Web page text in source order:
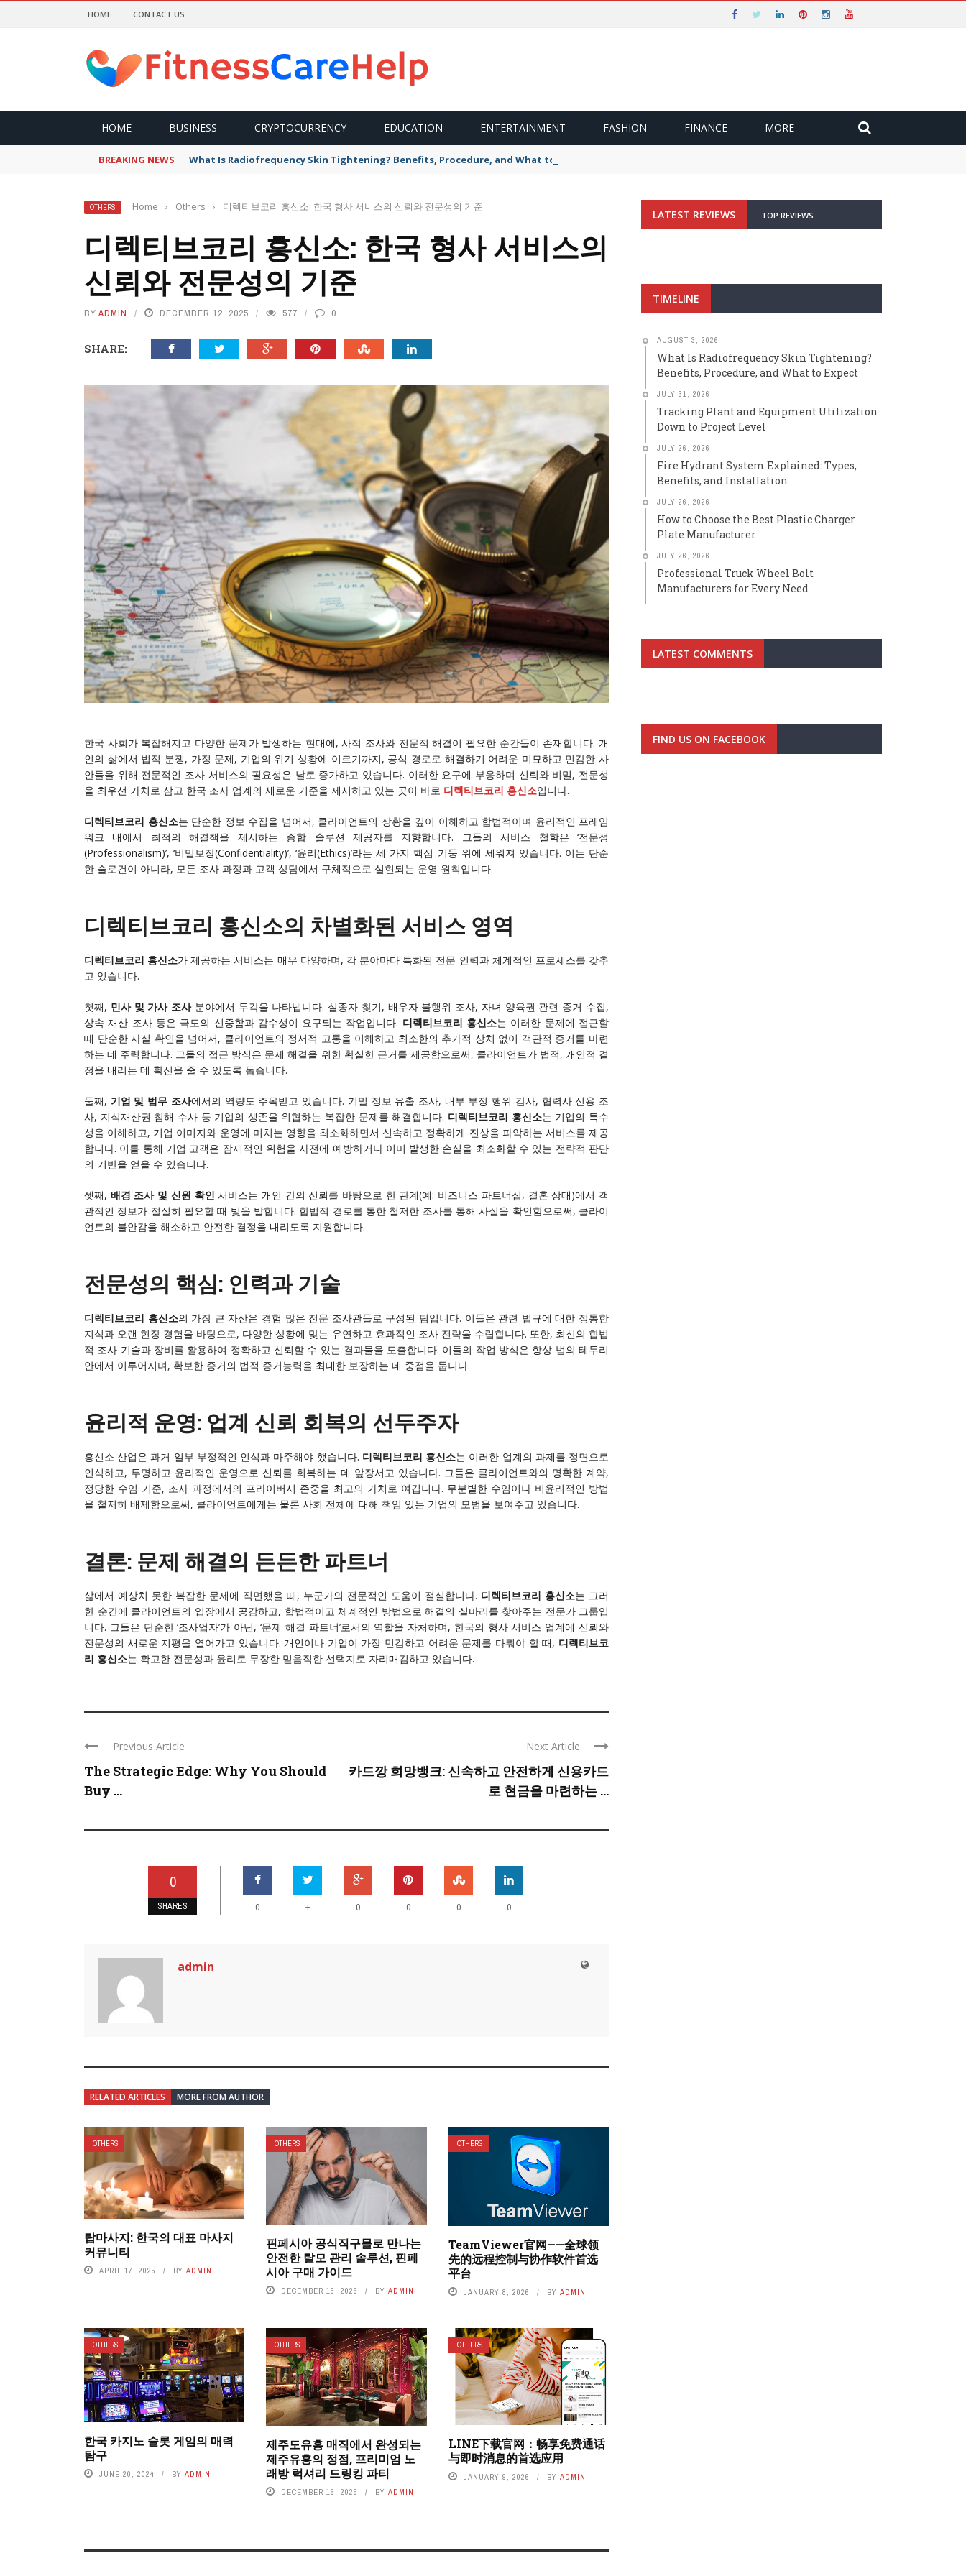
HOME CONTACT US
HOME BUSINESS CRYPTOCURRENCY EDUCATION ENTERTAINMENT FASHION FINANCE MORE
BREAKING NEWS What Is Radiofrequency Skin Tightening? Benefits, Procedure, and What to Expect
OTHERS Home › Others › 디렉티브코리 흥신소: 한국 형사 서비스의 신뢰와 전문성의 기준
디렉티브코리 흥신소: 한국 형사 서비스의
신뢰와 전문성의 기준
BY ADMIN DECEMBER 12, 2025 577 0
SHARE:
한국 사회가 복잡해지고 다양한 문제가 발생하는 현대에, 사적 조사와 전문적 해결이 필요한 순간들이 존재합니다. 개
인의 삶에서 법적 분쟁, 가정 문제, 기업의 위기 상황에 이르기까지, 공식 경로로 해결하기 어려운 미묘하고 민감한 사
안들을 위해 전문적인 조사 서비스의 필요성은 날로 증가하고 있습니다. 이러한 요구에 부응하며 신뢰와 비밀, 전문성
을 최우선 가치로 삼고 한국 조사 업계의 새로운 기준을 제시하고 있는 곳이 바로 디렉티브코리 흥신소입니다.
디렉티브코리 흥신소는 단순한 정보 수집을 넘어서, 클라이언트의 상황을 깊이 이해하고 합법적이며 윤리적인 프레임
워크 내에서 최적의 해결책을 제시하는 종합 솔루션 제공자를 지향합니다. 그들의 서비스 철학은 ‘전문성
(Professionalism)’, ‘비밀보장(Confidentiality)’, ‘윤리(Ethics)’라는 세 가지 핵심 기둥 위에 세워져 있습니다. 이는 단순
한 슬로건이 아니라, 모든 조사 과정과 고객 상담에서 구체적으로 실현되는 운영 원칙입니다.
디렉티브코리 흥신소의 차별화된 서비스 영역
디렉티브코리 흥신소가 제공하는 서비스는 매우 다양하며, 각 분야마다 특화된 전문 인력과 체계적인 프로세스를 갖추
고 있습니다.
첫째, 민사 및 가사 조사분야에서 두각을 나타냅니다. 실종자 찾기, 배우자 불행위 조사, 자녀 양육권 관련 증거 수집,
상속 재산 조사 등은 극도의 신중함과 감수성이 요구되는 작업입니다. 디렉티브코리 흥신소는 이러한 문제에 접근할
때 단순한 사실 확인을 넘어서, 클라이언트의 정서적 고통을 이해하고 최소한의 추가적 상처 없이 객관적 증거를 마련
하는 데 주력합니다. 그들의 접근 방식은 문제 해결을 위한 확실한 근거를 제공함으로써, 클라이언트가 법적, 개인적 결
정을 내리는 데 확신을 줄 수 있도록 돕습니다.
둘째, 기업 및 법무 조사에서의 역량도 주목받고 있습니다. 기밀 정보 유출 조사, 내부 부정 행위 감사, 협력사 신용 조
사, 지식재산권 침해 수사 등 기업의 생존을 위협하는 복잡한 문제를 해결합니다. 디렉티브코리 흥신소는 기업의 특수
성을 이해하고, 기업 이미지와 운영에 미치는 영향을 최소화하면서 신속하고 정확하게 진상을 파악하는 서비스를 제공
합니다. 이를 통해 기업 고객은 잠재적인 위험을 사전에 예방하거나 이미 발생한 손실을 최소화할 수 있는 전략적 판단
의 기반을 얻을 수 있습니다.
셋째, 배경 조사 및 신원 확인 서비스는 개인 간의 신뢰를 바탕으로 한 관계(예: 비즈니스 파트너십, 결혼 상대)에서 객
관적인 정보가 절실히 필요할 때 빛을 발합니다. 합법적 경로를 통한 철저한 조사를 통해 사실을 확인함으로써, 클라이
언트의 불안감을 해소하고 안전한 결정을 내리도록 지원합니다.
전문성의 핵심: 인력과 기술
디렉티브코리 흥신소의 가장 큰 자산은 경험 많은 전문 조사관들로 구성된 팀입니다. 이들은 관련 법규에 대한 정통한
지식과 오랜 현장 경험을 바탕으로, 다양한 상황에 맞는 유연하고 효과적인 조사 전략을 수립합니다. 또한, 최신의 합법
적 조사 기술과 장비를 활용하여 정확하고 신뢰할 수 있는 결과물을 도출합니다. 이들의 작업 방식은 항상 법의 테두리
안에서 이루어지며, 확보한 증거의 법적 증거능력을 최대한 보장하는 데 중점을 둡니다.
윤리적 운영: 업계 신뢰 회복의 선두주자
흥신소 산업은 과거 일부 부정적인 인식과 마주해야 했습니다. 디렉티브코리 흥신소는 이러한 업계의 과제를 정면으로
인식하고, 투명하고 윤리적인 운영으로 신뢰를 회복하는 데 앞장서고 있습니다. 그들은 클라이언트와의 명확한 계약,
정당한 수임 기준, 조사 과정에서의 프라이버시 존중을 최고의 가치로 여깁니다. 무분별한 수임이나 비윤리적인 방법
을 철저히 배제함으로써, 클라이언트에게는 물론 사회 전체에 대해 책임 있는 기업의 모범을 보여주고 있습니다.
결론: 문제 해결의 든든한 파트너
삶에서 예상치 못한 복잡한 문제에 직면했을 때, 누군가의 전문적인 도움이 절실합니다. 디렉티브코리 흥신소는 그러
한 순간에 클라이언트의 입장에서 공감하고, 합법적이고 체계적인 방법으로 해결의 실마리를 찾아주는 전문가 그룹입
니다. 그들은 단순한 ‘조사업자’가 아닌, ‘문제 해결 파트너’로서의 역할을 자처하며, 한국의 형사 서비스 업계에 신뢰와
전문성의 새로운 지평을 열어가고 있습니다. 개인이나 기업이 가장 민감하고 어려운 문제를 다뤄야 할 때, 디렉티브코
리 흥신소는 확고한 전문성과 윤리로 무장한 믿음직한 선택지로 자리매김하고 있습니다.
Previous Article
The Strategic Edge: Why You Should
Buy ...
Next Article
카드깡 희망뱅크: 신속하고 안전하게 신용카드
로 현금을 마련하는 ...
0
SHARES 0 + 0 0 0 0
admin
RELATED ARTICLES MORE FROM AUTHOR
OTHERS
탑마사지: 한국의 대표 마사지
커뮤니티
APRIL 17, 2025 BY ADMIN
OTHERS
핀페시아 공식직구몰로 만나는
안전한 탈모 관리 솔루션, 핀페
시아 구매 가이드
DECEMBER 15, 2025 BYADMIN
OTHERS
TeamViewer官网——全球领
先的远程控制与协作软件首选
平台
JANUARY 8, 2026 BY ADMIN
OTHERS
한국 카지노 슬롯 게임의 매력
탐구
JUNE 20, 2024 BY ADMIN
OTHERS
제주도유흥 매직에서 완성되는
제주유흥의 정점, 프리미엄 노
래방 럭셔리 드링킹 파티
DECEMBER 16, 2025 BYADMIN
OTHERS
LINE下载官网：畅享免费通话
与即时消息的首选应用
JANUARY 9, 2026 BY ADMIN
LATEST REVIEWS TOP REVIEWS
TIMELINE
AUGUST 3, 2026
What Is Radiofrequency Skin Tightening?
Benefits, Procedure, and What to Expect
JULY 31, 2026
Tracking Plant and Equipment Utilization
Down to Project Level
JULY 26, 2026
Fire Hydrant System Explained: Types,
Benefits, and Installation
JULY 26, 2026
How to Choose the Best Plastic Charger
Plate Manufacturer
JULY 26, 2026
Professional Truck Wheel Bolt
Manufacturers for Every Need
LATEST COMMENTS
FIND US ON FACEBOOK